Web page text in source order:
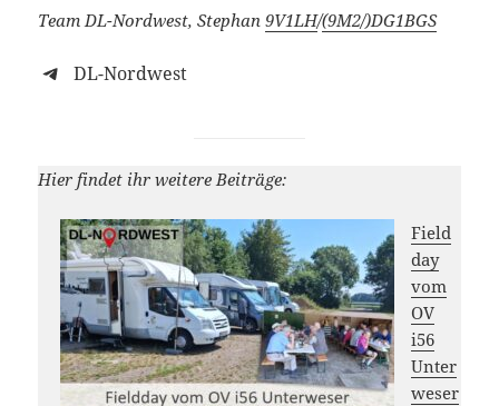
Team DL-Nordwest, Stephan9V1LH/(9M2/)DG1BGS
DL-Nordwest
Hier findet ihr weitere Beiträge:
Field
day
vom
OV
i56
Unter
weser